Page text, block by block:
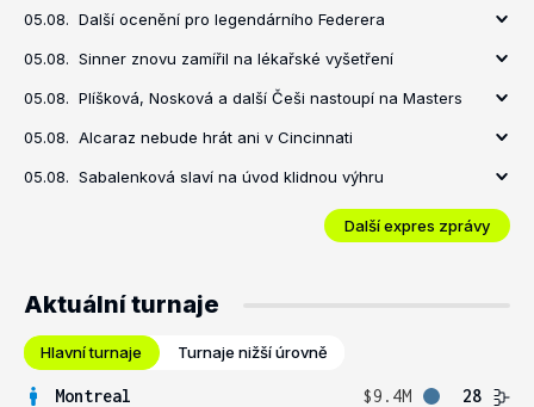
05.08. Další ocenění pro legendárního Federera
05.08. Sinner znovu zamířil na lékařské vyšetření
05.08. Plíšková, Nosková a další Češi nastoupí na Masters
05.08. Alcaraz nebude hrát ani v Cincinnati
05.08. Sabalenková slaví na úvod klidnou výhru
Další expres zprávy
Aktuální turnaje
Hlavní turnaje Turnaje nižší úrovně
Montreal $9.4M
28